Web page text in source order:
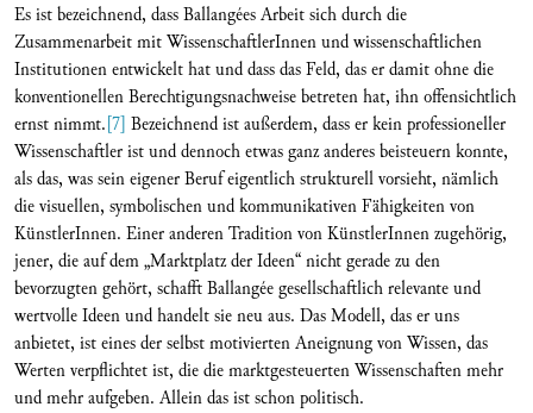
Es ist bezeichnend, dass Ballangées Arbeit sich durch die
Zusammenarbeit mit WissenschaftlerInnen und wissenschaftlichen
Institutionen entwickelt hat und dass das Feld, das er damit ohne die
konventionellen Berechtigungsnachweise betreten hat, ihn offensichtlich
ernst nimmt.[7] Bezeichnend ist außerdem, dass er kein professioneller
Wissenschaftler ist und dennoch etwas ganz anderes beisteuern konnte,
als das, was sein eigener Beruf eigentlich strukturell vorsieht, nämlich
die visuellen, symbolischen und kommunikativen Fähigkeiten von
KünstlerInnen. Einer anderen Tradition von KünstlerInnen zugehörig,
jener, die auf dem „Marktplatz der Ideen“ nicht gerade zu den
bevorzugten gehört, schafft Ballangée gesellschaftlich relevante und
wertvolle Ideen und handelt sie neu aus. Das Modell, das er uns
anbietet, ist eines der selbst motivierten Aneignung von Wissen, das
Werten verpflichtet ist, die die marktgesteuerten Wissenschaften mehr
und mehr aufgeben. Allein das ist schon politisch.